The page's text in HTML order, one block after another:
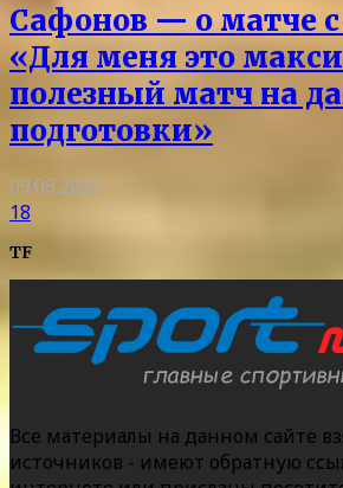
Сафонов — о матче
«Для меня это
полезный матч на
подготовки»
09.08.2026
18
TF
Все материалы на данном сайте
источников - имеют обратную